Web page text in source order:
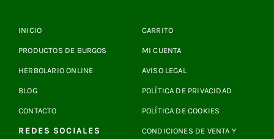
INICIO
PRODUCTOS DE BURGOS
HERBOLARIO ONLINE
BLOG
CONTACTO
REDES SOCIALES
CARRITO
MI CUENTA
AVISO LEGAL
POLÍTICA DE PRIVACIDAD
POLÍTICA DE COOKIES
CONDICIONES DE VENTA Y